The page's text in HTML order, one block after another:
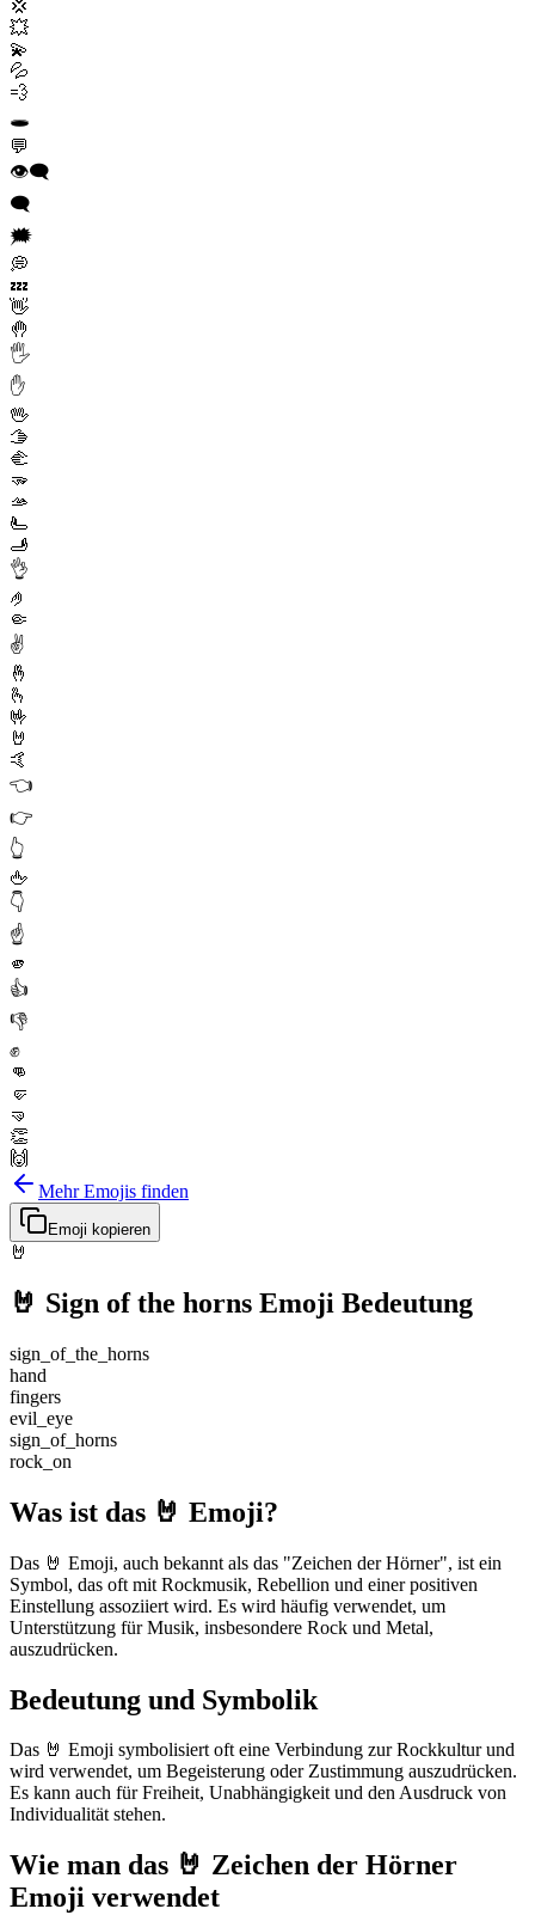
💢
💥
💫
💦
💨
🕳️
💬
👁️‍🗨️
🗨️
🗯️
💭
💤
👋
🤚
🖐️
✋
🖖
🫱
🫲
🫳
🫴
🫷
🫸
👌
🤌
🤏
✌️
🤞
🫰
🤟
🤘
🤙
👈
👉
👆
🖕
👇
☝️
🫵
👍
👎
✊
👊
🤛
🤜
👏
🙌
Mehr Emojis finden
Emoji kopieren
🤘
🤘 Sign of the horns Emoji Bedeutung
sign_of_the_horns
hand
fingers
evil_eye
sign_of_horns
rock_on
Was ist das 🤘 Emoji?
Das 🤘 Emoji, auch bekannt als das "Zeichen der Hörner", ist ein
Symbol, das oft mit Rockmusik, Rebellion und einer positiven
Einstellung assoziiert wird. Es wird häufig verwendet, um
Unterstützung für Musik, insbesondere Rock und Metal,
auszudrücken.
Bedeutung und Symbolik
Das 🤘 Emoji symbolisiert oft eine Verbindung zur Rockkultur und
wird verwendet, um Begeisterung oder Zustimmung auszudrücken.
Es kann auch für Freiheit, Unabhängigkeit und den Ausdruck von
Individualität stehen.
Wie man das 🤘 Zeichen der Hörner
Emoji verwendet